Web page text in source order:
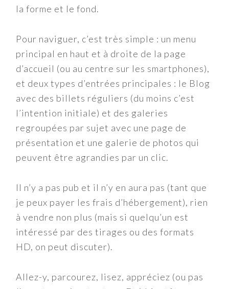
la forme et le fond.
Pour naviguer, c’est très simple : un menu
principal en haut et à droite de la page
d’accueil (ou au centre sur les smartphones),
et deux types d’entrées principales : le Blog
avec des billets réguliers (du moins c’est
l’intention initiale) et des galeries
regroupées par sujet avec une page de
présentation et une galerie de photos qui
peuvent être agrandies par un clic.
Il n’y a pas pub et il n’y en aura pas (tant que
je peux payer les frais d’hébergement), rien
à vendre non plus (mais si quelqu’un est
intéressé par des tirages ou des formats
HD, on peut discuter).
Allez-y, parcourez, lisez, appréciez (ou pas